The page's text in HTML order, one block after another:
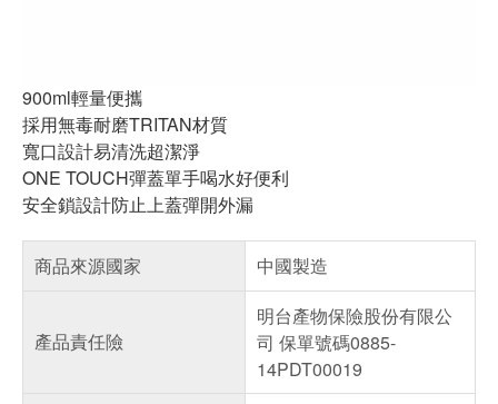
900ml輕量便攜
採用無毒耐磨TRITAN材質
寬口設計易清洗超潔淨
ONE TOUCH彈蓋單手喝水好便利
安全鎖設計防止上蓋彈開外漏
商品來源國家 中國製造
產品責任險
明台產物保險股份有限公
司 保單號碼0885-
14PDT00019